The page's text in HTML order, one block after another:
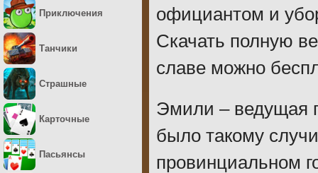
официантом и
Скачать полную
славе можно
Эмили – ведущая
было такому
провинциальном
Приключения
Танчики
Страшные
Карточные
Пасьянсы